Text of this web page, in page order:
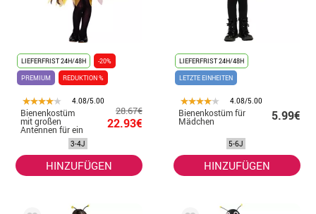
LIEFERFRIST 24H/48H
-20%
PREMIUM
REDUKTION %
4.08/5.00
Bienenkostüm
mit großen
Antennen für ein
28.67€
22.93€
3-4J
HINZUFÜGEN
LIEFERFRIST 24H/48H
LETZTE EINHEITEN
4.08/5.00
Bienenkostüm für
Mädchen 5.99€
5-6J
HINZUFÜGEN